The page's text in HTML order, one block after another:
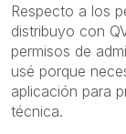
Respecto a los
distribuyo con
permisos de
usé porque
aplicación para
técnica.